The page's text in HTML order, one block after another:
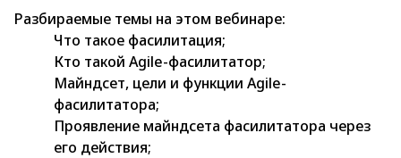
Разбираемые темы на этом вебинаре:
Что такое фасилитация;
Кто такой Agile-фасилитатор;
Майндсет, цели и функции Agile-
фасилитатора;
Проявление майндсета фасилитатора через
его действия;